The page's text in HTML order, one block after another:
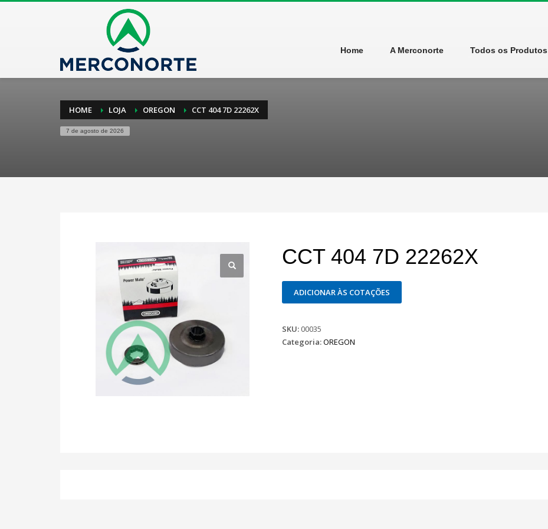
Home A Merconorte Todos os Produtos
HOME LOJA OREGON CCT 404 7D 22262X
7 de agosto de 2026
CCT 404 7D 22262X
ADICIONAR ÀS COTAÇÕES
SKU: 00035
Categoria:OREGON